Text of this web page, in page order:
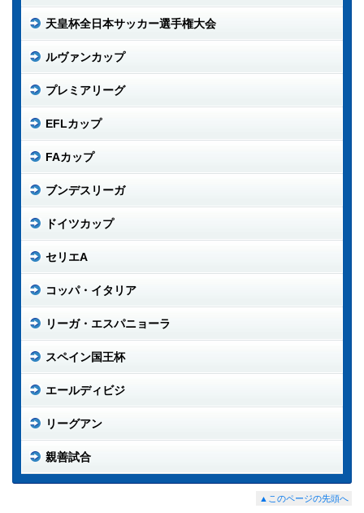
天皇杯全日本サッカー選手権大会
ルヴァンカップ
プレミアリーグ
EFLカップ
FAカップ
ブンデスリーガ
ドイツカップ
セリエA
コッパ・イタリア
リーガ・エスパニョーラ
スペイン国王杯
エールディビジ
リーグアン
親善試合
▲このページの先頭へ